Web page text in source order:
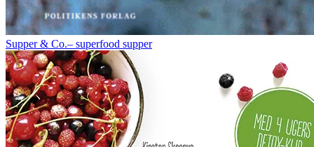
Supper & Co.– superfood supper